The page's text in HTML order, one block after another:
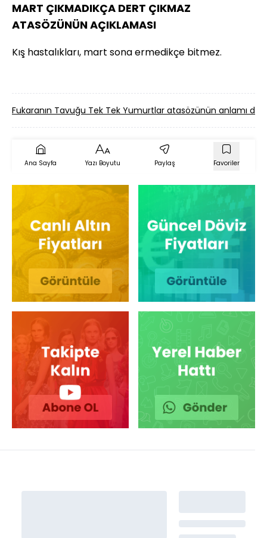
MART ÇIKMADIKÇA DERT ÇIKMAZ
ATASÖZÜNÜN AÇIKLAMASI
Kış hastalıkları, mart sona ermedikçe bitmez.
Fukaranın Tavuğu Tek Tek Yumurtlar atasözünün anlamı
Ana Sayfa Yazı Boyutu Paylaş Favoriler